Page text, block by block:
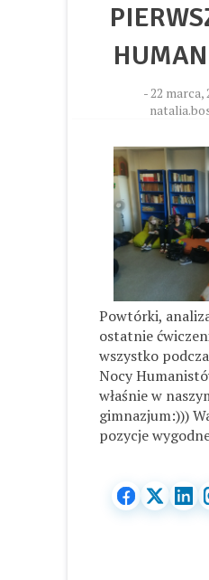
-22 marca,
Powtórki,
ostatnie
wszystko
Nocy
właśnie w
gimnazjum:)))
pozycje